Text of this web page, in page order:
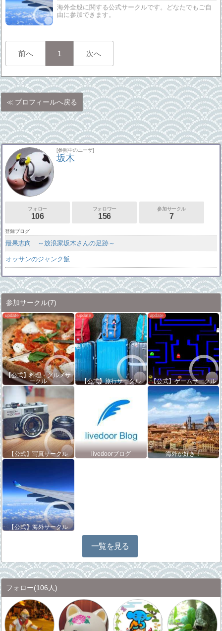
海外全般に関する公式サークルです。どなたでもご自
由に参加できます。
前へ 1 次へ
プロフィールへ戻る
[参照中のユーザ]
坂木
フォロー
106
フォロワー
156
参加サークル
7
登録ブログ
最果志向 ～放浪家坂木さんの足跡～
オッサンのジャンク飯
参加サークル(7)
【公式】料理・グルメサ
ークル
【公式】旅行サークル 【公式】ゲームサークル
【公式】写真サークル livedoorブログ 海外が好き！
【公式】海外サークル
一覧を見る
フォロー(106人)